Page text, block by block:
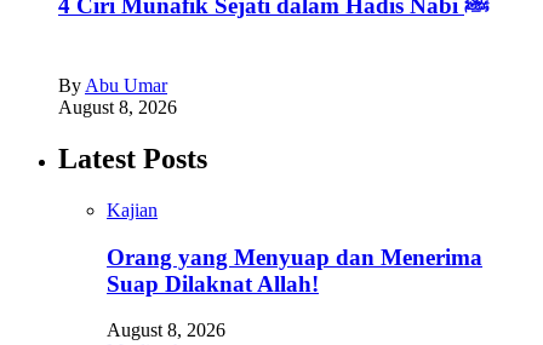
4 Ciri Munafik Sejati dalam Hadis Nabi ﷺ
By Abu Umar
August 8, 2026
Latest Posts
Kajian
Orang yang Menyuap dan Menerima
Suap Dilaknat Allah!
August 8, 2026